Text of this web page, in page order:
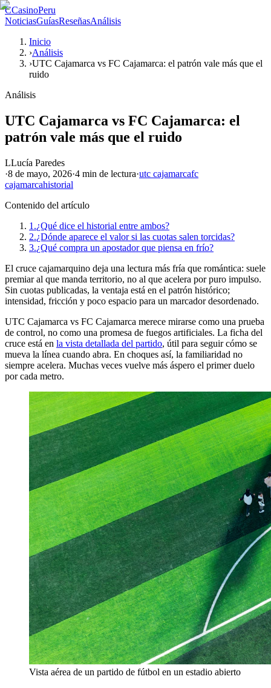
CCasinoPeru
NoticiasGuíasReseñasAnálisis
Inicio
›Análisis
›UTC Cajamarca vs FC Cajamarca: el patrón vale más que el
ruido
Análisis
UTC Cajamarca vs FC Cajamarca: el
patrón vale más que el ruido
LLucía Paredes
·8 de mayo, 2026·4 min de lectura·utc cajamarcafc
cajamarcahistorial
Contenido del artículo
1.¿Qué dice el historial entre ambos?
2.¿Dónde aparece el valor si las cuotas salen torcidas?
3.¿Qué compra un apostador que piensa en frío?
El cruce cajamarquino deja una lectura más fría que romántica: suele
premiar al que manda territorio, no al que acelera por puro impulso.
Sin cuotas publicadas, la ventaja está en el patrón histórico;
intensidad, fricción y poco espacio para un marcador desordenado.
UTC Cajamarca vs FC Cajamarca merece mirarse como una prueba
de control, no como una promesa de fuegos artificiales. La ficha del
cruce está en la vista detallada del partido, útil para seguir cómo se
mueva la línea cuando abra. En choques así, la familiaridad no
siempre acelera. Muchas veces vuelve más áspero el primer duelo
por cada metro.
Vista aérea de un partido de fútbol en un estadio abierto